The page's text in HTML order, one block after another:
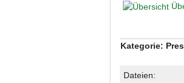
Kategorie:
Dateien: